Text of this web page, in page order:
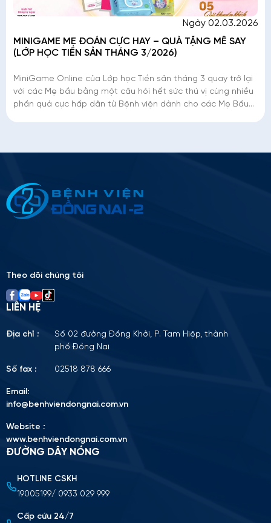
Ngày 02.03.2026
MINIGAME MẸ ĐOÁN CỰC HAY – QUÀ TẶNG MÊ SAY
(LỚP HỌC TIỀN SẢN THÁNG 3/2026)
MiniGame Online của Lớp học Tiền sản tháng 3 quay trở lại
với các Mẹ bầu bằng một câu hỏi hết sức thú vị cùng nhiều
phần quà cực hấp dẫn từ Bệnh viện dành cho các Mẹ Bầu
Please
Tải lên CV (Định dạng PDF, tối đa 10MB)
Theo dõi chúng tôi
LIÊN HỆ
Địa chỉ :
Số 02 đường Đồng Khởi, P. Tam Hiệp, thành
phố Đồng Nai
Số fax : 02518 878 666
Email:
info@benhviendongnai.com.vn
Website :
www.benhviendongnai.com.vn
ĐƯỜNG DÂY NÓNG
HOTLINE CSKH
19005199/ 0933 029 999
Cấp cứu 24/7